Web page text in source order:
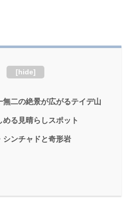
[hide]
二の絶景が広がるテイデ山
る見晴らしスポット
シンチャドと奇形岩